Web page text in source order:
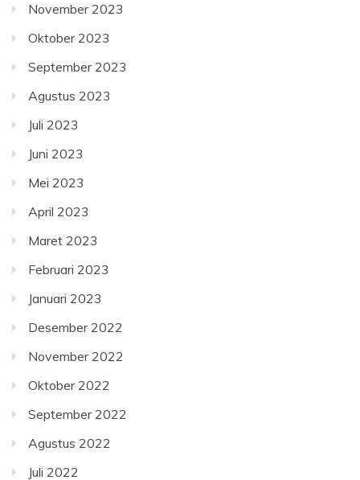
November 2023
Oktober 2023
September 2023
Agustus 2023
Juli 2023
Juni 2023
Mei 2023
April 2023
Maret 2023
Februari 2023
Januari 2023
Desember 2022
November 2022
Oktober 2022
September 2022
Agustus 2022
Juli 2022